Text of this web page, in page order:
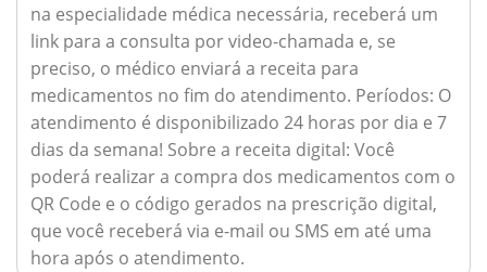
na especialidade médica necessária, receberá um
link para a consulta por video-chamada e, se
preciso, o médico enviará a receita para
medicamentos no fim do atendimento. Períodos: O
atendimento é disponibilizado 24 horas por dia e 7
dias da semana! Sobre a receita digital: Você
poderá realizar a compra dos medicamentos com o
QR Code e o código gerados na prescrição digital,
que você receberá via e-mail ou SMS em até uma
hora após o atendimento.